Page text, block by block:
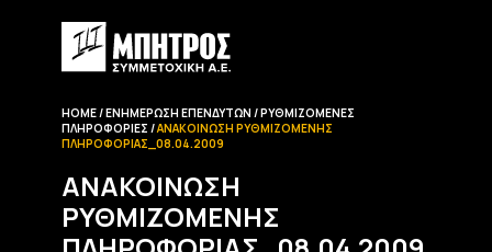
HOME ΕΝΗΜΈΡΩΣΗ EΠΕΝΔΥΤΏΝ
ΡΥΘΜΙΖΌΜΕΝΕΣ
ΠΛΗΡΟΦΟΡΊΕΣ
ΑΝΑΚΟΊΝΩΣΗ ΡΥΘΜΙΖΌΜΕΝΗΣ
ΠΛΗΡΟΦΟΡΊΑΣ_08.04.2009
ΑΝΑΚΟΊΝΩΣΗ
ΡΥΘΜΙΖΌΜΕΝΗΣ